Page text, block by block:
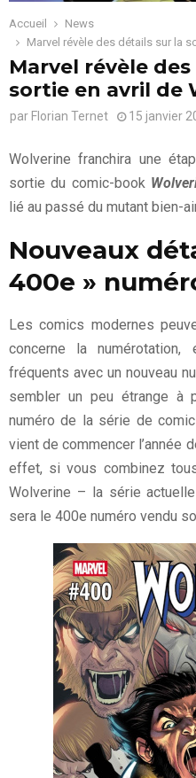
Accueil
News
Marvel révèle des détails sur la
Marvel révèle
sortie en avril de
par Florian Ternet 15 janvier
Wolverine franchira une
sortie du comic-book
lié au passé du mutant bien-
Nouveaux
400e »
Les comics modernes
concerne la numérotation,
fréquents avec un nouveau
sembler un peu étrange à
numéro de la série de
vient de commencer l’année
effet, si vous combinez
Wolverine – la série
sera le 400e numéro vendu